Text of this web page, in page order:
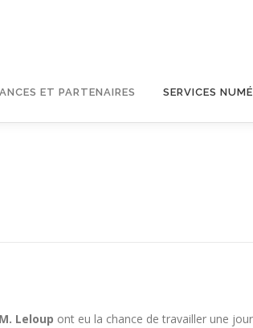
ET PARTENAIRES SERVICES
M. Leloup ont eu la chance de travailler une